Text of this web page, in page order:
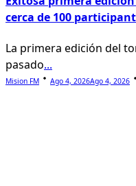
cerca de 100
La primera edición del
pasado...
Mision FM Ago 4, 2026Ago 4, 2026